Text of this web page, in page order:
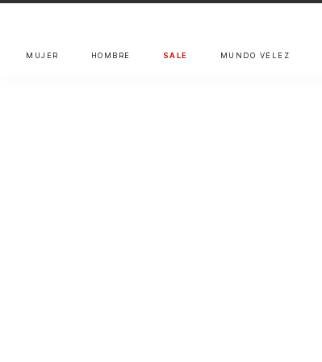
MUJER HOMBRE SALE MUNDO VÉLEZ